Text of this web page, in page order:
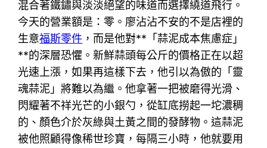
混合著鐵鏽與淡淡絕望的味道而選擇繞道飛行。
今天的營業額是：零。廖沾沾不安的不是店裡的
生意福斯零件 ，而是他對**「蒜泥成本焦慮症」
**的深層恐懼。新鮮蒜頭每公斤的價格正在以超
光速上漲，如果再這樣下去，他引以為傲的「靈
魂蒜泥」將難以為繼。他拿著一把被磨得光滑、
閃耀著不祥光芒的小銀勺，從缸底撈起一坨濃稠
的、顏色介於灰綠與土黃之間的發酵物。這蒜泥
被他照顧得像稀世珍寶，每隔三小時，他就要用